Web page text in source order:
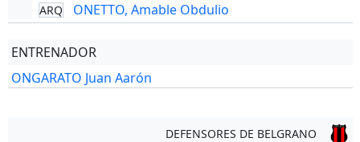
ARQ ONETTO, Amable Obdulio
ENTRENADOR
ONGARATO Juan Aarón
DEFENSORES DE BELGRANO